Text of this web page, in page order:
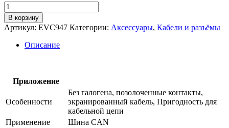
Количество
товара
Соединительный
кабель
evc947
В корзину
Артикул: EVC947 Категории: Аксессуары, Кабели и разъёмы
Описание
Приложение
Особенности
Без галогена, позолоченные контакты,
экранированный кабель, Пригодность для
кабельной цепи
Применение
Шина CAN